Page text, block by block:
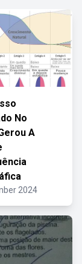
No
A
2024